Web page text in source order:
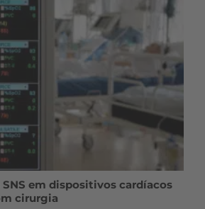
em dispositivos cardíacos
cirurgia